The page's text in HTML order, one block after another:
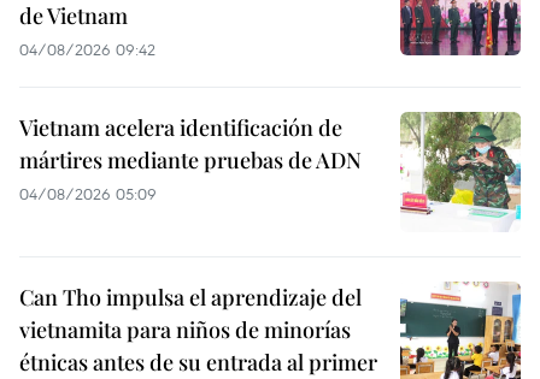
de Vietnam
04/08/2026 09:42
Vietnam acelera identificación de
mártires mediante pruebas de ADN
04/08/2026 05:09
Can Tho impulsa el aprendizaje del
vietnamita para niños de minorías
étnicas antes de su entrada al primer